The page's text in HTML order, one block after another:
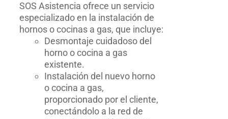
SOS Asistencia ofrece un servicio
especializado en la instalación de
hornos o cocinas a gas, que incluye:
Desmontaje cuidadoso del
horno o cocina a gas
existente.
Instalación del nuevo horno
o cocina a gas,
proporcionado por el cliente,
conectándolo a la red de